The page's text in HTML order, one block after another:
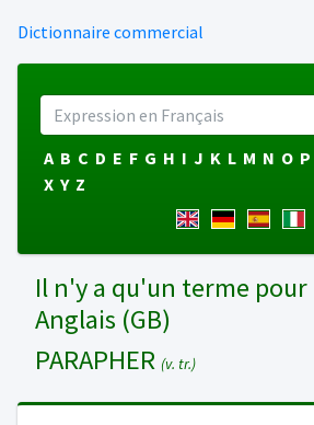
Dictionnaire commercial
A B C D E F G H I J K L M N O P
X Y Z
Il n'y a qu'un terme pour
Anglais (GB)
PARAPHER (v. tr.)